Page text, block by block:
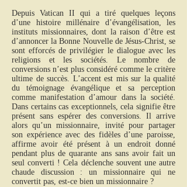
Depuis Vatican II qui a tiré quelques leçons
d’une histoire millénaire d’évangélisation, les
instituts missionnaires, dont la raison d’être est
d’annoncer la Bonne Nouvelle de Jésus-Christ, se
sont efforcés de privilégier le dialogue avec les
religions et les sociétés. Le nombre de
conversions n’est plus considéré comme le critère
ultime de succès. L’accent est mis sur la qualité
du témoignage évangélique et sa perception
comme manifestation d’amour dans la société.
Dans certains cas exceptionnels, cela signifie être
présent sans espérer des conversions. Il arrive
alors qu’un missionnaire, invité pour partager
son expérience avec des fidèles d’une paroisse,
affirme avoir été présent à un endroit donné
pendant plus de quarante ans sans avoir fait un
seul converti ! Cela déclenche souvent une autre
chaude discussion : un missionnaire qui ne
convertit pas, est-ce bien un missionnaire ?